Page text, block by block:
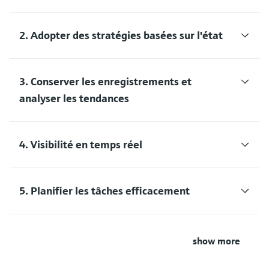
2. Adopter des stratégies basées sur l'état
3. Conserver les enregistrements et
analyser les tendances
4. Visibilité en temps réel
5. Planifier les tâches efficacement
show more